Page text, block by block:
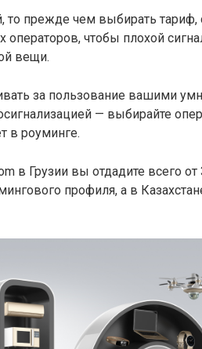
то прежде чем выбирать тариф,
операторов, чтобы плохой
вещи.
за пользование вашими
— выбирайте
в роуминге.
в Грузии вы отдадите всего
профиля, а в